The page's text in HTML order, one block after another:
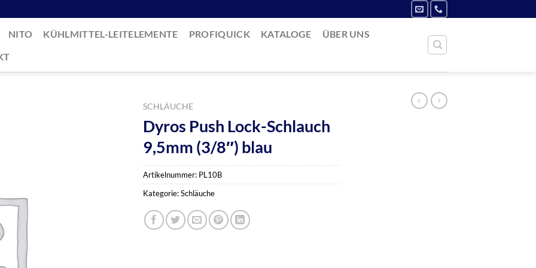
NITO KÜHLMITTEL-LEITELEMENTE PROFIQUICK KATALOGE
ÜBER UNS
SCHLÄUCHE
Dyros Push Lock-Schlauch
9,5mm (3/8″) blau
Artikelnummer: PL10B
Kategorie:Schläuche